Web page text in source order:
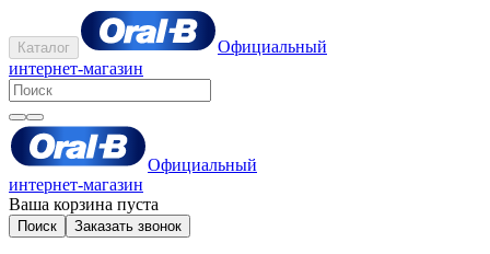
Каталог
Официальный
интернет-магазин
Официальный
интернет-магазин
Ваша корзина пуста
Поиск Заказать звонок